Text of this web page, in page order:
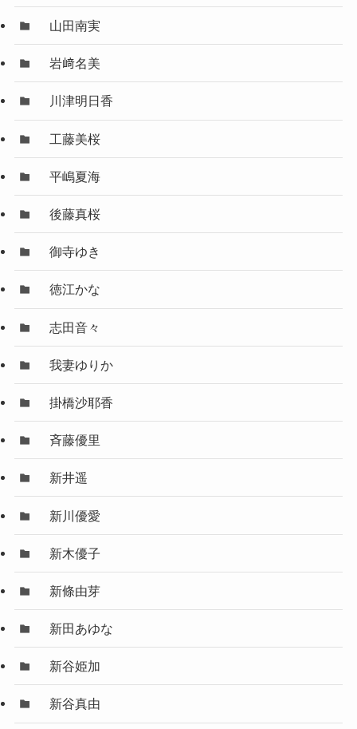
山田南実
岩﨑名美
川津明日香
工藤美桜
平嶋夏海
後藤真桜
御寺ゆき
徳江かな
志田音々
我妻ゆりか
掛橋沙耶香
斉藤優里
新井遥
新川優愛
新木優子
新條由芽
新田あゆな
新谷姫加
新谷真由